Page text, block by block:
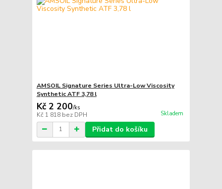
AMSOIL Signature Series Ultra-Low Viscosity
Synthetic ATF 3,78 l
Kč 2 200/ks
Kč 1 818 bez DPH Skladem
Přidat do košíku